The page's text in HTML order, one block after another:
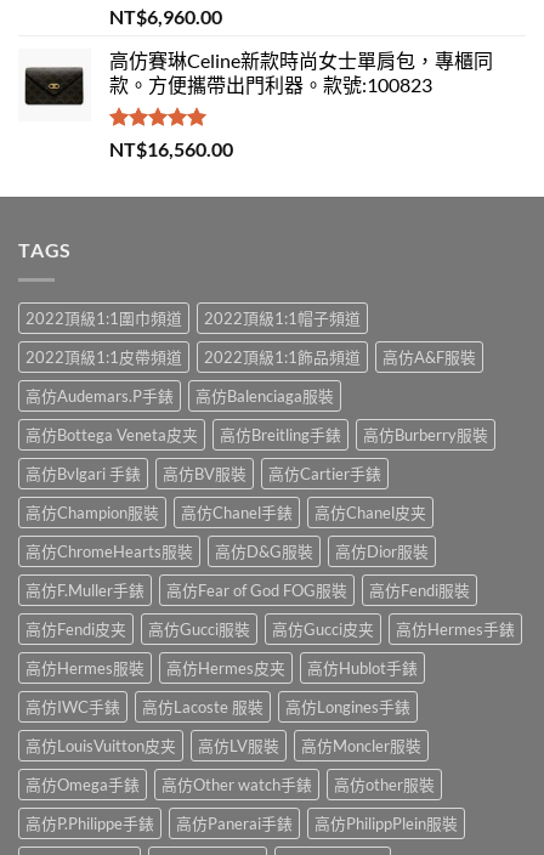
評分 5.00
滿分 5
NT$6,960.00
高仿賽琳Celine新款時尚女士單肩包，專櫃同
款。方便攜帶出門利器。款號:100823
評分5.00
滿分 5
NT$16,560.00
TAGS
2022頂級1:1圍巾頻道
2022頂級1:1帽子頻道
2022頂級1:1皮帶頻道
2022頂級1:1飾品頻道
高仿A&F服裝
高仿Audemars.P手錶
高仿Balenciaga服裝
高仿Bottega Veneta皮夹
高仿Breitling手錶
高仿Burberry服裝
高仿Bvlgari 手錶
高仿BV服裝
高仿Cartier手錶
高仿Champion服裝
高仿Chanel手錶
高仿Chanel皮夹
高仿ChromeHearts服裝
高仿D&G服裝
高仿Dior服裝
高仿F.Muller手錶
高仿Fear of God FOG服裝
高仿Fendi服裝
高仿Fendi皮夹
高仿Gucci服裝 高仿Gucci皮夹
高仿Hermes手錶
高仿Hermes服裝
高仿Hermes皮夹
高仿Hublot手錶
高仿IWC手錶
高仿Lacoste 服裝
高仿Longines手錶
高仿LouisVuitton皮夹
高仿LV服裝
高仿Moncler服裝
高仿Omega手錶
高仿Other watch手錶
高仿other服裝
高仿P.Philippe手錶
高仿Panerai手錶
高仿PhilippPlein服裝